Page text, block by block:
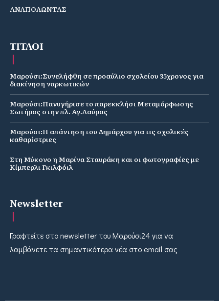
ΑΝΑΠΟΛΩΝΤΑΣ
ΤΙΤΛΟΙ
Μαρούσι:Συνελήφθη σε προαύλιο σχολείου 35χρονος για
διακίνηση ναρκωτικών
Μαρούσι:Πανυγήρισε το παρεκκλήσι Μεταμόρφωσης
Σωτήρος στην πλ. Αγ.Λαύρας
Μαρούσι:Η απάντηση του Δημάρχου για τις σχολικές
καθαρίστριες
Στη Μύκονο η Μαρίνα Σταυράκη και οι φωτογραφίες με
Κίμπερλι Γκιλφόιλ
Newsletter
Γραφτείτε στο newsletter του Μαρούσι24 για να
λαμβάνετε τα σημαντικότερα νέα στο email σας